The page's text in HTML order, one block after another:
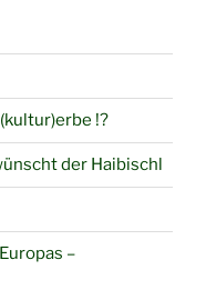
!?
der Haibischl
–